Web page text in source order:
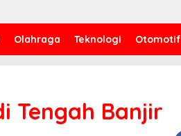
Olahraga Teknologi Otomotif
Tengah Banjir